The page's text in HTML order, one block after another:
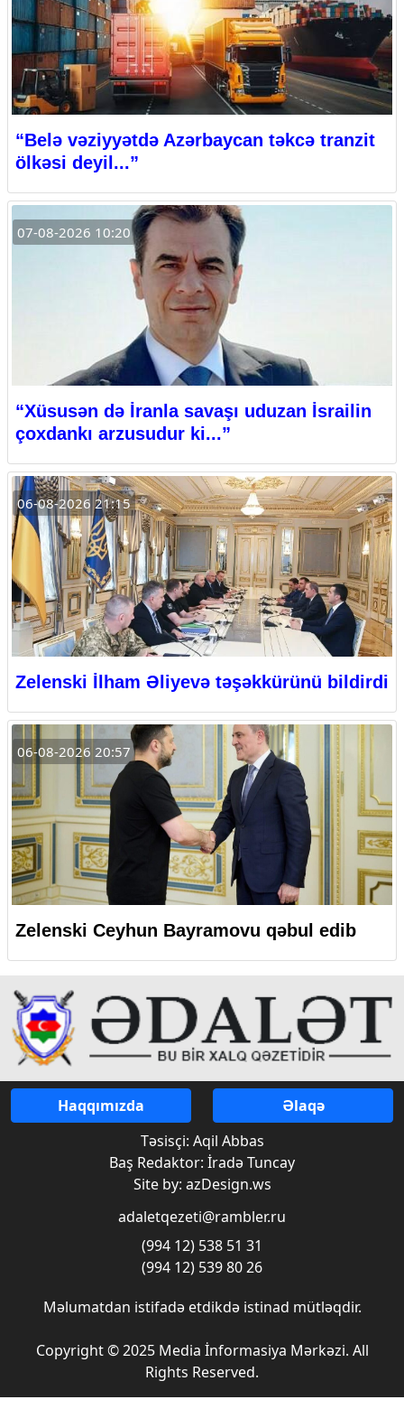
“Belə vəziyyətdə Azərbaycan təkcə tranzit
ölkəsi deyil...”
07-08-2026 10:20
“Xüsusən də İranla savaşı uduzan İsrailin
çoxdankı arzusudur ki...”
06-08-2026 21:15
Zelenski İlham Əliyevə təşəkkürünü bildirdi
06-08-2026 20:57
Zelenski Ceyhun Bayramovu qəbul edib
Haqqımızda
Əlaqə
Təsisçi: Aqil Abbas
Baş Redaktor: İradə Tuncay
Site by: azDesign.ws
adaletqezeti@rambler.ru
(994 12) 538 51 31
(994 12) 539 80 26
Məlumatdan istifadə etdikdə istinad mütləqdir.
Copyright © 2025 Media İnformasiya Mərkəzi. All
Rights Reserved.